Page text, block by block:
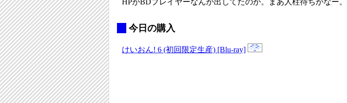
HPがBDプレイヤーなんか出してたのか。まあ人柱待ちかなー。
今日の購入
けいおん! 6 (初回限定生産) [Blu-ray]